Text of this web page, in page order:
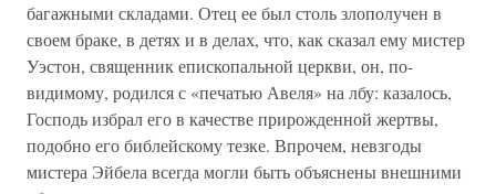
багажными складами. Отец ее был столь злополучен в
своем браке, в детях и в делах, что, как сказал ему мистер
Уэстон, священник епископальной церкви, он, по-
видимому, родился с «печатью Авеля» на лбу: казалось,
Господь избрал его в качестве прирожденной жертвы,
подобно его библейскому тезке. Впрочем, невзгоды
мистера Эйбела всегда могли быть объяснены внешними